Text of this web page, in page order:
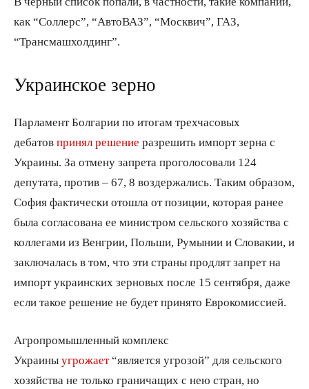
как “Соллерс”, “АвтоВАЗ”, “Москвич”, ГАЗ,
“Трансмашхолдинг”.
Украинское зерно
Парламент Болгарии по итогам трехчасовых
дебатов принял решение разрешить импорт зерна с
Украины. За отмену запрета проголосовали 124
депутата, против – 67, 8 воздержались. Таким образом,
София фактически отошла от позиции, которая ранее
была согласована ее министром сельского хозяйства с
коллегами из Венгрии, Польши, Румынии и Словакии, и
заключалась в том, что эти страны продлят запрет на
импорт украинских зерновых после 15 сентября, даже
если такое решение не будет принято Еврокомиссией.
Агропромышленный комплекс
Украины угрожает“является угрозой” для сельского
хозяйства не только граничащих с нею стран, но